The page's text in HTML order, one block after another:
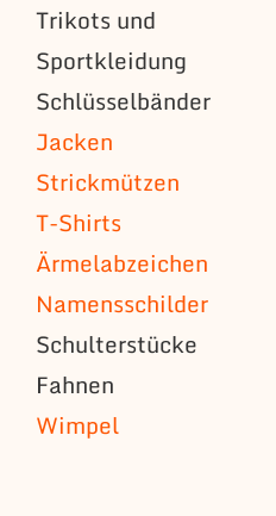
Trikots und
Sportkleidung
Schlüsselbänder
Jacken
Strickmützen
T-Shirts
Ärmelabzeichen
Namensschilder
Schulterstücke
Fahnen
Wimpel